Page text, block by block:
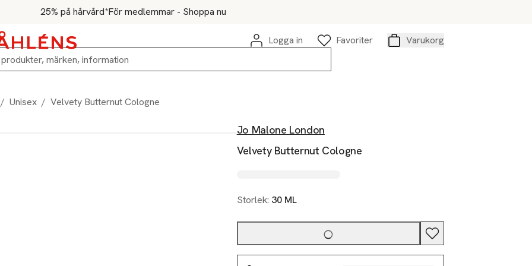
25% på hårvård*För medlemmar - Shoppa nu
Logga in
Favoriter
Varukorg
/ Unisex / Velvety Butternut Cologne
Jo Malone London
Velvety Butternut Cologne
Storlek: 30 ML